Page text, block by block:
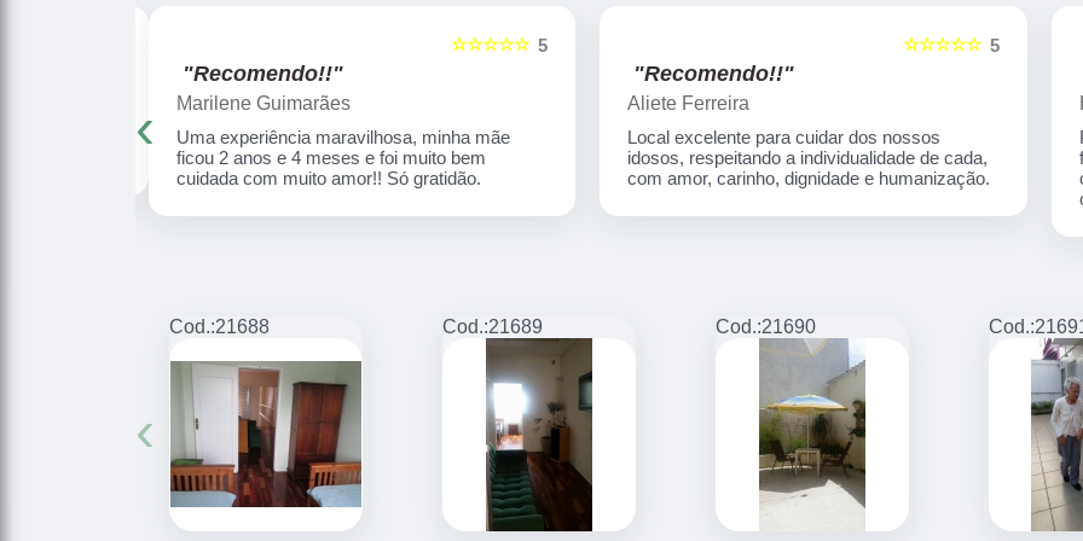
5
☆☆☆☆☆
"Recomendo!!"
Aliete Ferreira
Local excelente para cuidar dos nossos
idosos, respeitando a individualidade de cada,
com amor, carinho, dignidade e humanização.
5
☆☆☆☆☆
"Recomendo!!"
Henrique Ofugi Ono
Profissionais que demonstram gostar do que
fazem...e ai só pode resultar em atendimento
customizado, ambiente agradável e totalmente
‹
Cod.:21688 Cod.:21689 Cod.:21690 Cod.:
‹